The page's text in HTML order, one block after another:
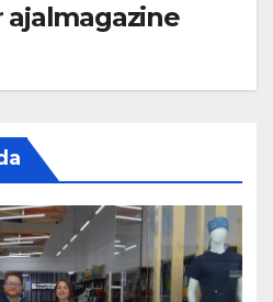
ajalmagazine